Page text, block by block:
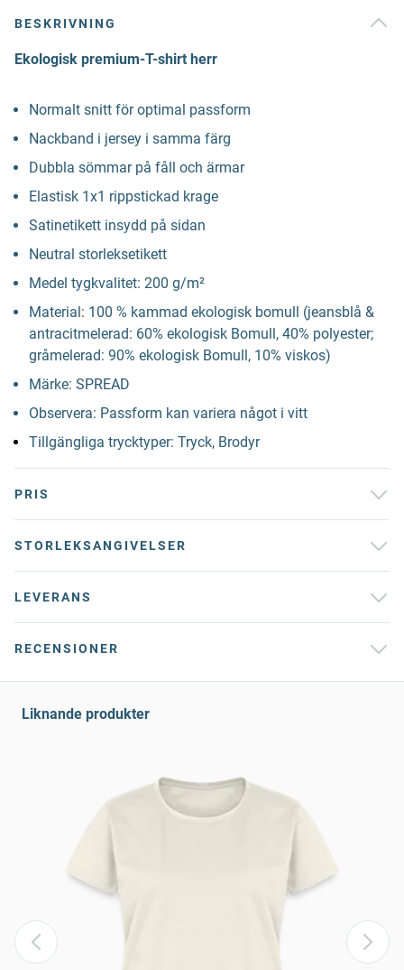
BESKRIVNING
Ekologisk premium-T-shirt herr
Normalt snitt för optimal passform
Nackband i jersey i samma färg
Dubbla sömmar på fåll och ärmar
Elastisk 1x1 rippstickad krage
Satinetikett insydd på sidan
Neutral storleksetikett
Medel tygkvalitet: 200 g/m²
Material: 100 % kammad ekologisk bomull (jeansblå &
antracitmelerad: 60% ekologisk Bomull, 40% polyester;
gråmelerad: 90% ekologisk Bomull, 10% viskos)
Märke: SPREAD
Observera: Passform kan variera något i vitt
Tillgängliga trycktyper: Tryck, Brodyr
PRIS
STORLEKSANGIVELSER
LEVERANS
RECENSIONER
Liknande produkter